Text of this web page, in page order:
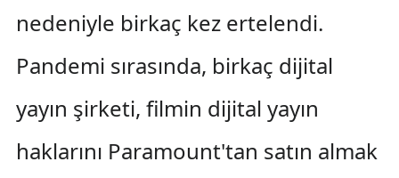
nedeniyle birkaç kez ertelendi.
Pandemi sırasında, birkaç dijital
yayın şirketi, filmin dijital yayın
haklarını Paramount'tan satın almak